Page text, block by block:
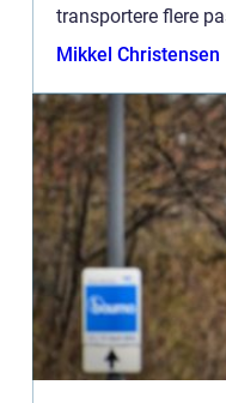
transportere flere
som en almi...
Mikkel Christensen